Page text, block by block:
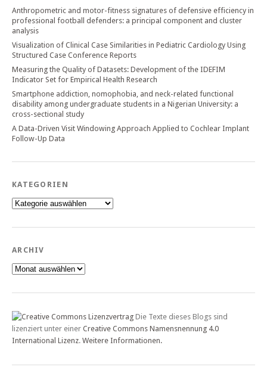
Anthropometric and motor-fitness signatures of defensive efficiency in
professional football defenders: a principal component and cluster
analysis
Visualization of Clinical Case Similarities in Pediatric Cardiology Using
Structured Case Conference Reports
Measuring the Quality of Datasets: Development of the IDEFIM
Indicator Set for Empirical Health Research
Smartphone addiction, nomophobia, and neck-related functional
disability among undergraduate students in a Nigerian University: a
cross-sectional study
A Data-Driven Visit Windowing Approach Applied to Cochlear Implant
Follow-Up Data
KATEGORIEN
Kategorien
ARCHIV
Archiv
Die Texte dieses Blogs sind
lizenziert unter einer Creative Commons Namensnennung 4.0
International Lizenz. Weitere Informationen.